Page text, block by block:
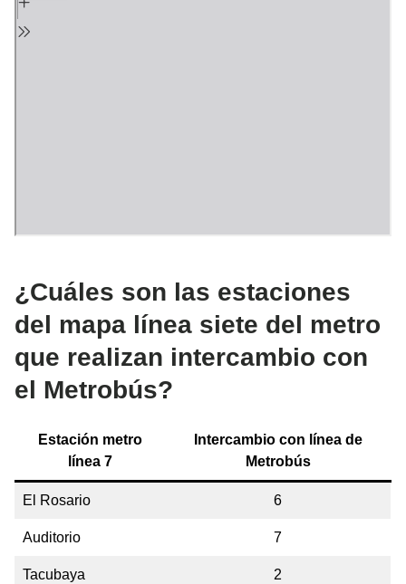
¿Cuáles son las estaciones
del mapa línea siete del metro
que realizan intercambio con
el Metrobús?
Estación metro
línea 7
Intercambio con línea de
Metrobús
El Rosario 6
Auditorio 7
Tacubaya 2